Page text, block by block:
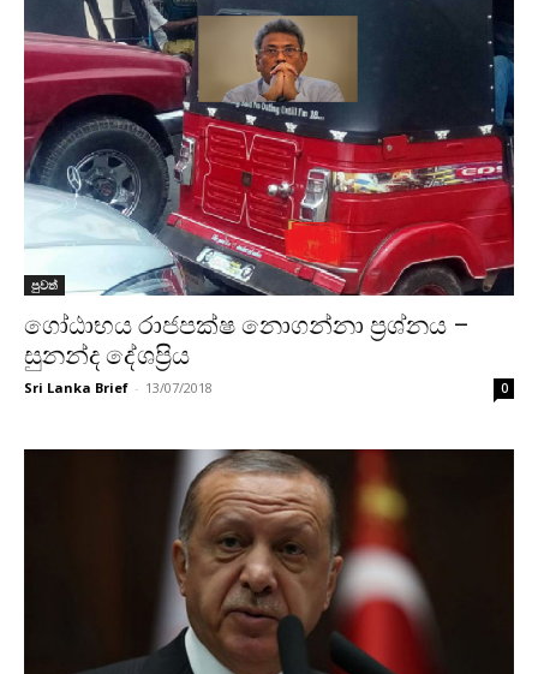
පුවත්
ගෝඨාභය රාජපක්ෂ නොගන්නා ප්‍රශ්නය –
සුනන්ද දේශප්‍රිය
Sri Lanka Brief - 13/07/2018 0